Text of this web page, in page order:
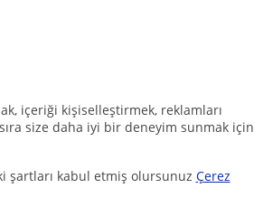
içeriği kişiselleştirmek, reklamları
size daha iyi bir deneyim sunmak için
şartları kabul etmiş olursunuz Çerez